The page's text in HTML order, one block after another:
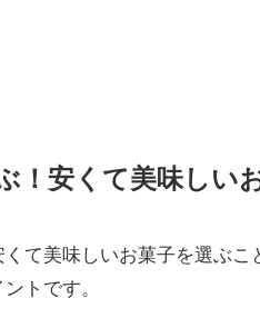
！安くて美味しい
て美味しいお菓子を選ぶ
トです。